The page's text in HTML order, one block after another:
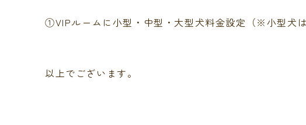
①VIPルームに小型・中型・大型犬料金設定（※小型
以上でございます。